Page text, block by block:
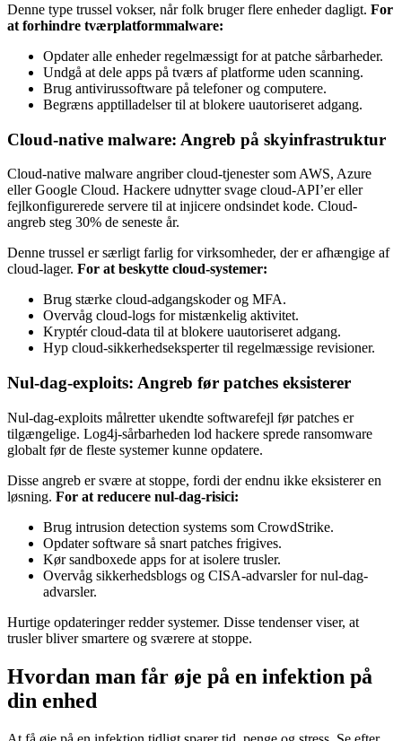
Denne type trussel vokser, når folk bruger flere enheder dagligt. For
at forhindre tværplatformmalware:
Opdater alle enheder regelmæssigt for at patche sårbarheder.
Undgå at dele apps på tværs af platforme uden scanning.
Brug antivirussoftware på telefoner og computere.
Begræns apptilladelser til at blokere uautoriseret adgang.
Cloud-native malware: Angreb på skyinfrastruktur
Cloud-native malware angriber cloud-tjenester som AWS, Azure
eller Google Cloud. Hackere udnytter svage cloud-API’er eller
fejlkonfigurerede servere til at injicere ondsindet kode. Cloud-
angreb steg 30% de seneste år.
Denne trussel er særligt farlig for virksomheder, der er afhængige af
cloud-lager. For at beskytte cloud-systemer:
Brug stærke cloud-adgangskoder og MFA.
Overvåg cloud-logs for mistænkelig aktivitet.
Kryptér cloud-data til at blokere uautoriseret adgang.
Hyp cloud-sikkerhedseksperter til regelmæssige revisioner.
Nul-dag-exploits: Angreb før patches eksisterer
Nul-dag-exploits målretter ukendte softwarefejl før patches er
tilgængelige. Log4j-sårbarheden lod hackere sprede ransomware
globalt før de fleste systemer kunne opdatere.
Disse angreb er svære at stoppe, fordi der endnu ikke eksisterer en
løsning. For at reducere nul-dag-risici:
Brug intrusion detection systems som CrowdStrike.
Opdater software så snart patches frigives.
Kør sandboxede apps for at isolere trusler.
Overvåg sikkerhedsblogs og CISA-advarsler for nul-dag-
advarsler.
Hurtige opdateringer redder systemer. Disse tendenser viser, at
trusler bliver smartere og sværere at stoppe.
Hvordan man får øje på en infektion på
din enhed